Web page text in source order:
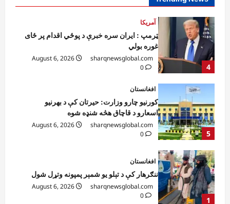
5
افغانستان
کورنیو چارو وزارت: حیرتان کې د بهرنیو
اسعارو د قاچاق هڅه شنډه شوه
sharqnewsglobal.com
0
1
افغانستان
ننګرهار کې د تېلو یو شمېر پمپونه وتړل شول
sharqnewsglobal.com
0
2
ټولګټو وزارت: قیصار ـ لامان سړک رغنیزې
چارې په بېلابېلو برخو کې روانې دي
sharqnewsglobal.com